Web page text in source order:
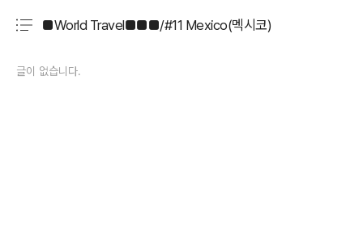
■World Travel■■■/#11 Mexico(멕시코)
글이 없습니다.